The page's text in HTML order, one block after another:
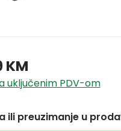
KM
uključenim PDV-om
ili preuzimanje u